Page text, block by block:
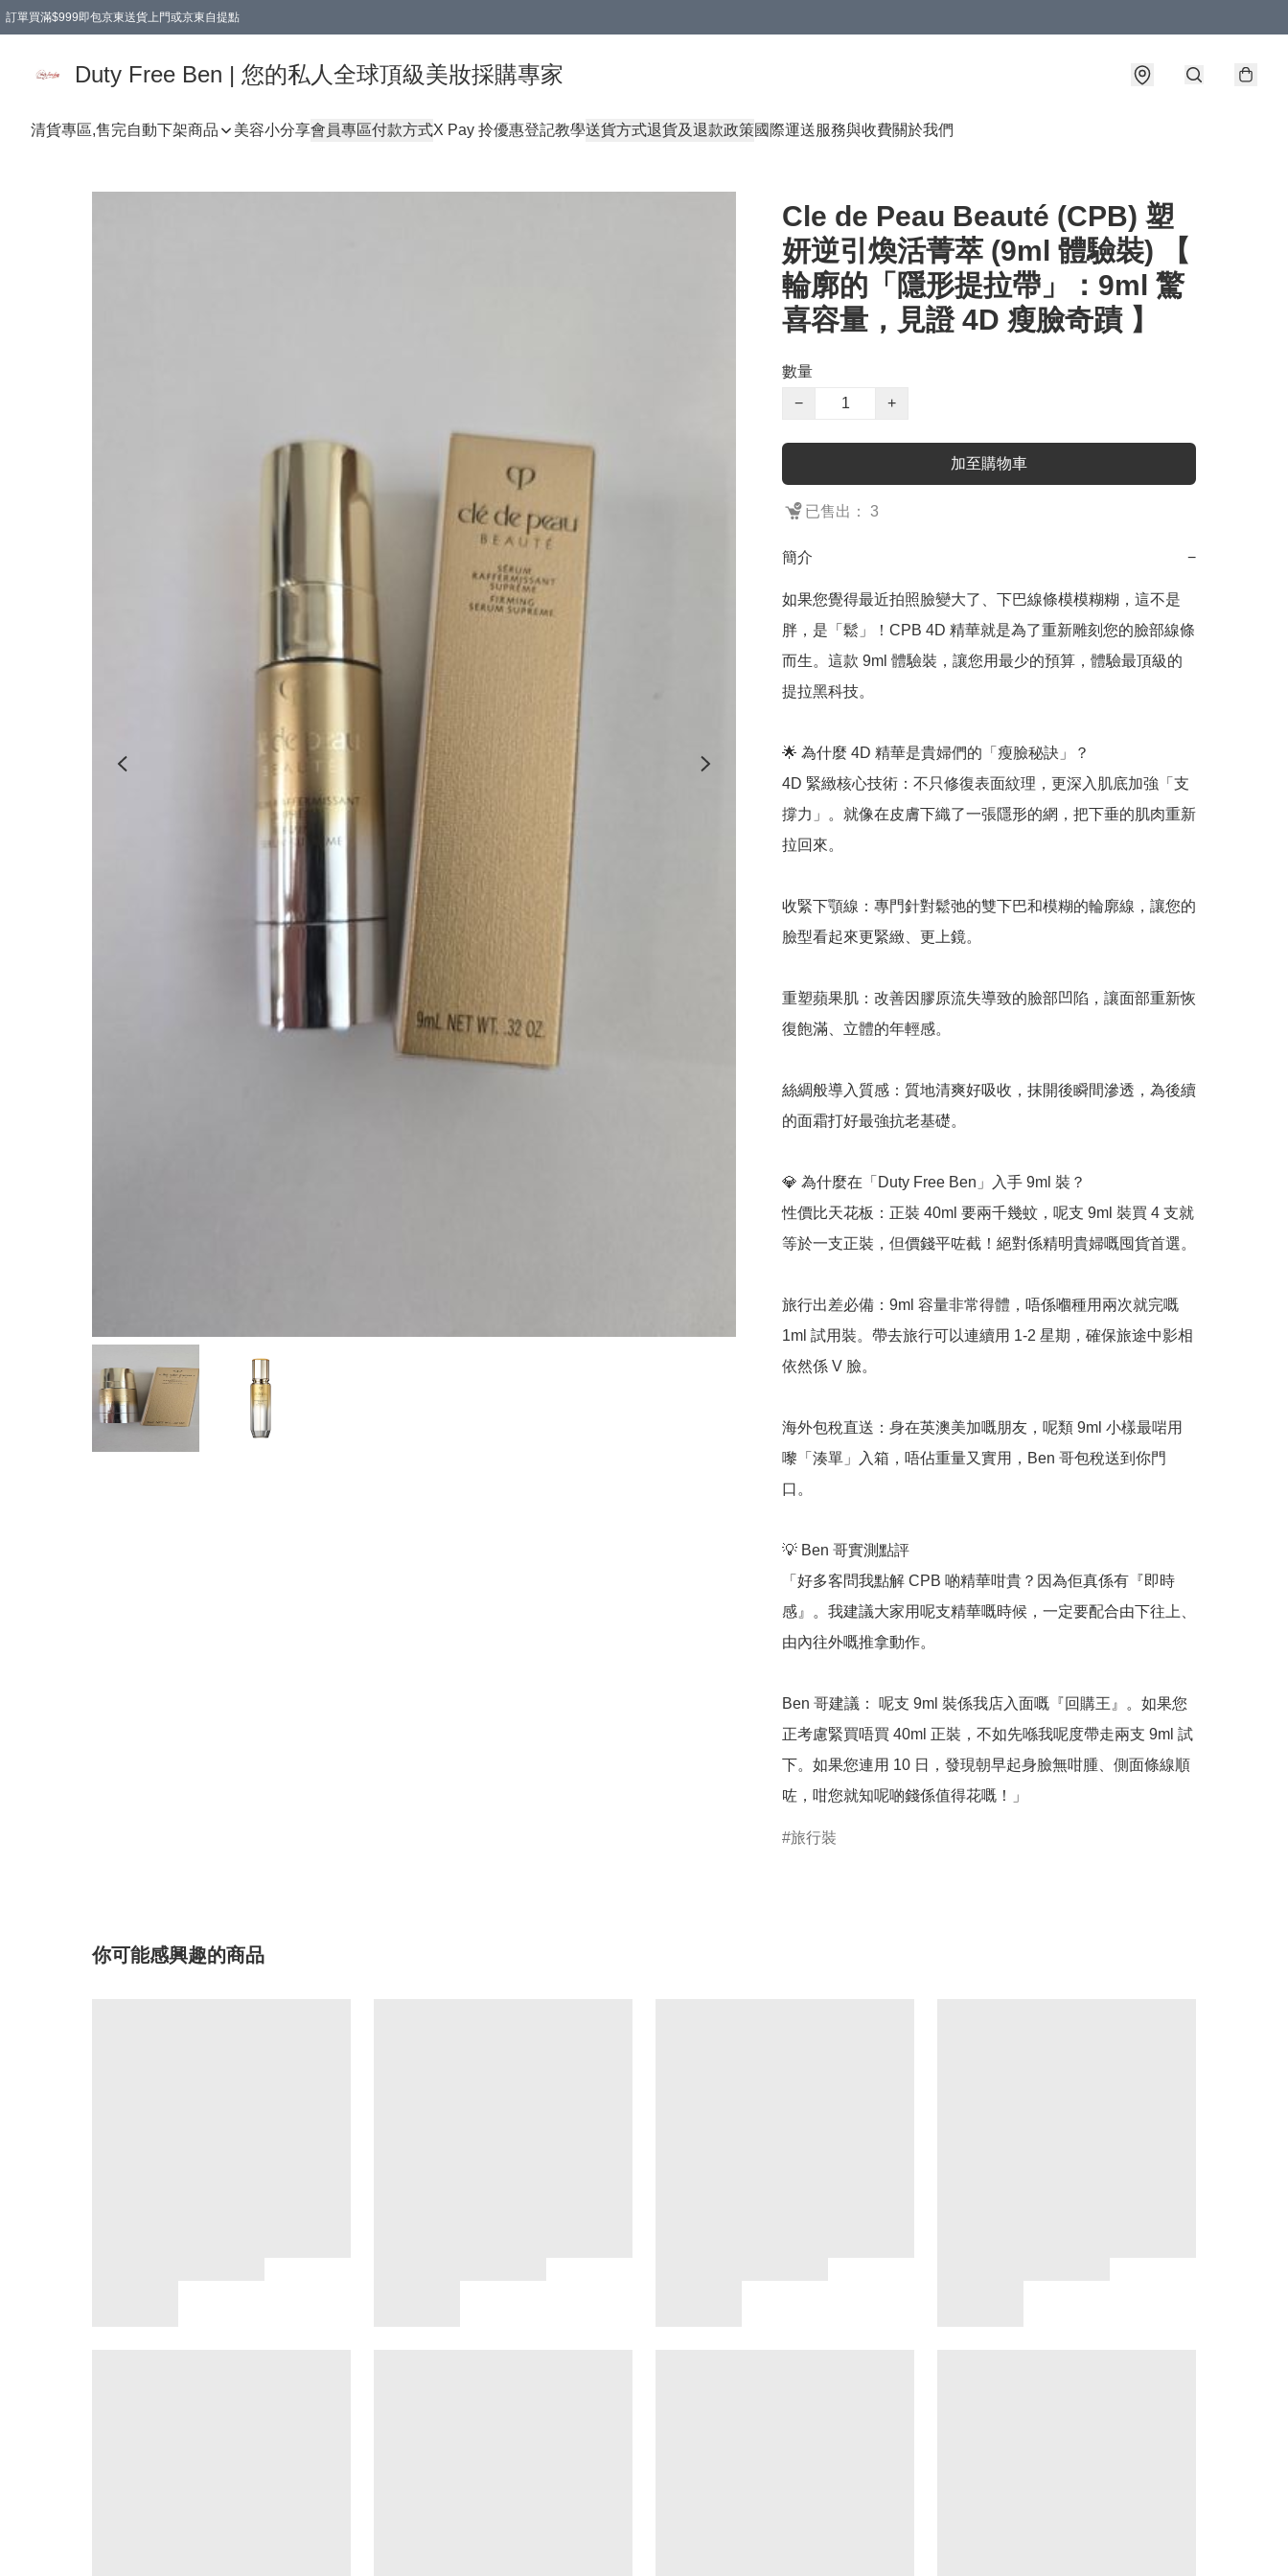
訂單買滿$999即包京東送貨上門或京東自提點
Duty Free Ben | 您的私人全球頂級美妝採購專家
清貨專區,售完自動下架商品 美容小分享會員專區付款方式X Pay 拎優惠登記教學送貨方式退貨及退款政策國際運送服務與收費關於我們
Cle de Peau Beauté (CPB) 塑
妍逆引煥活菁萃 (9ml 體驗裝) 【
輪廓的「隱形提拉帶」：9ml 驚
喜容量，見證 4D 瘦臉奇蹟 】
數量
−
+
加至購物車
已售出： 3
簡介 −
如果您覺得最近拍照臉變大了、下巴線條模模糊糊，這不是
胖，是「鬆」！CPB 4D 精華就是為了重新雕刻您的臉部線條
而生。這款 9ml 體驗裝，讓您用最少的預算，體驗最頂級的
提拉黑科技。
🌟 為什麼 4D 精華是貴婦們的「瘦臉秘訣」？
4D 緊緻核心技術：不只修復表面紋理，更深入肌底加強「支
撐力」。就像在皮膚下織了一張隱形的網，把下垂的肌肉重新
拉回來。
收緊下顎線：專門針對鬆弛的雙下巴和模糊的輪廓線，讓您的
臉型看起來更緊緻、更上鏡。
重塑蘋果肌：改善因膠原流失導致的臉部凹陷，讓面部重新恢
復飽滿、立體的年輕感。
絲綢般導入質感：質地清爽好吸收，抹開後瞬間滲透，為後續
的面霜打好最強抗老基礎。
💎 為什麼在「Duty Free Ben」入手 9ml 裝？
性價比天花板：正裝 40ml 要兩千幾蚊，呢支 9ml 裝買 4 支就
等於一支正裝，但價錢平咗截！絕對係精明貴婦嘅囤貨首選。
旅行出差必備：9ml 容量非常得體，唔係嗰種用兩次就完嘅
1ml 試用裝。帶去旅行可以連續用 1-2 星期，確保旅途中影相
依然係 V 臉。
海外包稅直送：身在英澳美加嘅朋友，呢類 9ml 小樣最啱用
嚟「湊單」入箱，唔佔重量又實用，Ben 哥包稅送到你門
口。
💡 Ben 哥實測點評
「好多客問我點解 CPB 啲精華咁貴？因為佢真係有『即時
感』。我建議大家用呢支精華嘅時候，一定要配合由下往上、
由內往外嘅推拿動作。
Ben 哥建議： 呢支 9ml 裝係我店入面嘅『回購王』。如果您
正考慮緊買唔買 40ml 正裝，不如先喺我呢度帶走兩支 9ml 試
下。如果您連用 10 日，發現朝早起身臉無咁腫、側面條線順
咗，咁您就知呢啲錢係值得花嘅！」
旅行裝
你可能感興趣的商品